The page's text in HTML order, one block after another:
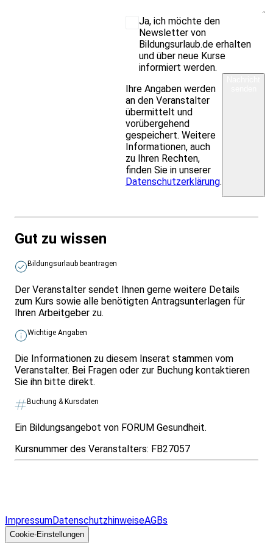
Ja, ich möchte den
Newsletter von
Bildungsurlaub.de erhalten
und über neue Kurse
informiert werden.
Ihre Angaben werden
an den Veranstalter
übermittelt und
vorübergehend
gespeichert. Weitere
Informationen, auch
zu Ihren Rechten,
finden Sie in unserer
Datenschutzerklärung.
Gut zu wissen
Bildungsurlaub beantragen
Der Veranstalter sendet Ihnen gerne weitere Details
zum Kurs sowie alle benötigten Antragsunterlagen für
Ihren Arbeitgeber zu.
Wichtige Angaben
Die Informationen zu diesem Inserat stammen vom
Veranstalter. Bei Fragen oder zur Buchung kontaktieren
Sie ihn bitte direkt.
Buchung & Kursdaten
Ein Bildungsangebot von FORUM Gesundheit.
Kursnummer des Veranstalters: FB27057
ImpressumDatenschutzhinweiseAGBs
Cookie-Einstellungen